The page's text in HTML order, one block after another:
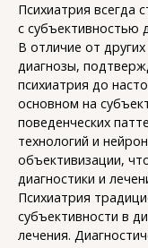
Психиатрия всегда
с субъективностью
В отличие от
диагнозы,
психиатрия до
основном на
поведенческих
технологий и
объективизации,
диагностики и
Психиатрия
субъективности в
лечения.